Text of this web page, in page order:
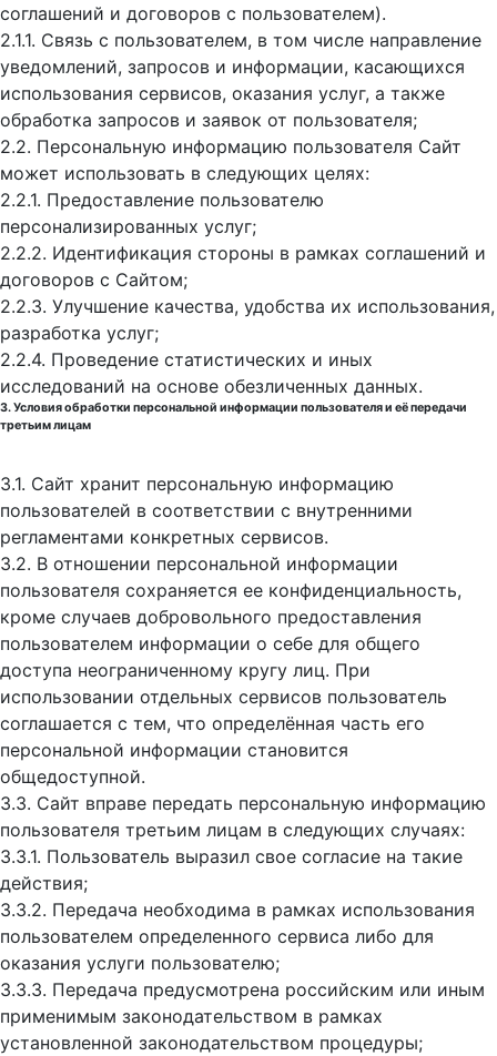
соглашений и договоров с пользователем).
2.1.1. Связь с пользователем, в том числе направление
уведомлений, запросов и информации, касающихся
использования сервисов, оказания услуг, а также
обработка запросов и заявок от пользователя;
2.2. Персональную информацию пользователя Сайт
может использовать в следующих целях:
2.2.1. Предоставление пользователю
персонализированных услуг;
2.2.2. Идентификация стороны в рамках соглашений и
договоров с Сайтом;
2.2.3. Улучшение качества, удобства их использования,
разработка услуг;
2.2.4. Проведение статистических и иных
исследований на основе обезличенных данных.
3. Условия обработки персональной информации пользователя и её передачи
третьим лицам
3.1. Сайт хранит персональную информацию
пользователей в соответствии с внутренними
регламентами конкретных сервисов.
3.2. В отношении персональной информации
пользователя сохраняется ее конфиденциальность,
кроме случаев добровольного предоставления
пользователем информации о себе для общего
доступа неограниченному кругу лиц. При
использовании отдельных сервисов пользователь
соглашается с тем, что определённая часть его
персональной информации становится
общедоступной.
3.3. Сайт вправе передать персональную информацию
пользователя третьим лицам в следующих случаях:
3.3.1. Пользователь выразил свое согласие на такие
действия;
3.3.2. Передача необходима в рамках использования
пользователем определенного сервиса либо для
оказания услуги пользователю;
3.3.3. Передача предусмотрена российским или иным
применимым законодательством в рамках
установленной законодательством процедуры;